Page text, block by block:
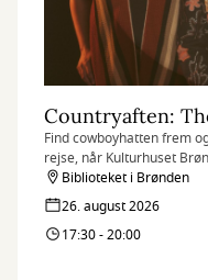
Find cowboyhatten frem
rejse, når Kulturhuset
Biblioteket i Brønden
26. august 2026
17:30 - 20:00